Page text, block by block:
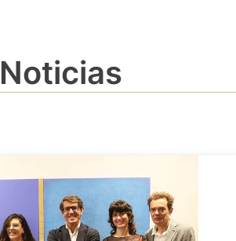
Noticias